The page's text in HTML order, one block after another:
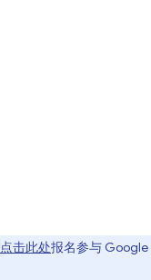
点击此处报名参与 Google